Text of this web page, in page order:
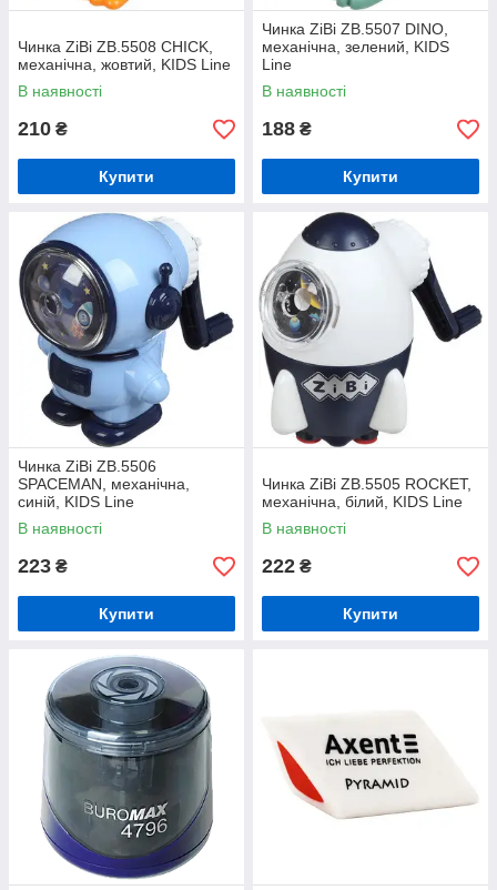
Чинка ZiBi ZB.5508 CHICK,
механічна, жовтий, KIDS Line
В наявності
210 ₴
Купити
Чинка ZiBi ZB.5507 DINO,
механічна, зелений, KIDS
Line
В наявності
188 ₴
Купити
Чинка ZiBi ZB.5506
SPACEMAN, механічна,
синій, KIDS Line
В наявності
223 ₴
Купити
Чинка ZiBi ZB.5505 ROCKET,
механічна, білий, KIDS Line
В наявності
222 ₴
Купити